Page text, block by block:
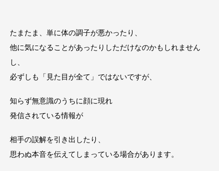
たまたま、単に体の調子が悪かったり、
他に気になることがあったりしただけなのかもしれません
し、
必ずしも「見た目が全て」ではないですが、
知らず無意識のうちに顔に現れ
発信されている情報が
相手の誤解を引き出したり、
思わぬ本音を伝えてしまっている場合があります。